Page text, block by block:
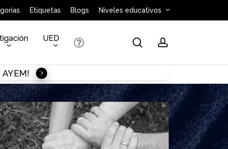
Etiquetas Blogs Niveles educativos
UED searchaccount